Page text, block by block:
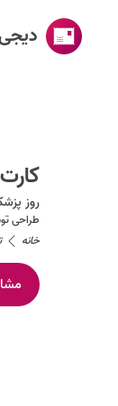
دسته‌بندی‌ها
تقویم مناسبت
روز پزشک
طراحی
خانه